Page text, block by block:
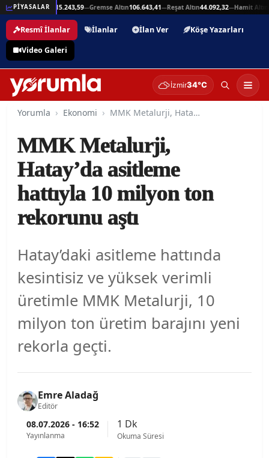
PİYASALAR
—Beşli Altın215.243,59—Gremse Altın106.643,41—Reşat Altın44.092,32—Hamit Altın
Resmî İlanlar İlanlar İlan Ver
Köşe Yazarları
Video Galeri
İzmir34°C
Yorumla Ekonomi MMK Metalurji, Hatay’da asitleme hattıyla 10 milyon ton rekorunu aştı
MMK Metalurji,
Hatay’da asitleme
hattıyla 10 milyon ton
rekorunu aştı
Hatay’daki asitleme hattında
kesintisiz ve yüksek verimli
üretimle MMK Metalurji, 10
milyon ton üretim barajını yeni
rekorla geçti.
Emre Aladağ
Editör
08.07.2026 - 16:52
Yayınlanma
1 Dk
Okuma Süresi